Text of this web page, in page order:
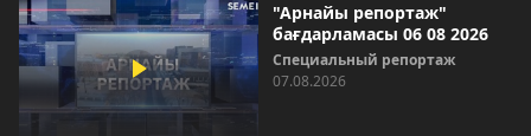
"Арнайы репортаж"
бағдарламасы 06 08 2026
Специальный репортаж
07.08.2026